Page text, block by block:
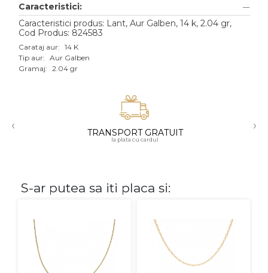
Aur alb
Aur roz
Aur mixt
18K
Cu pietre
Diamante
Caracteristici:
Caracteristici produs: Lant, Aur Galben, 14 k, 2.04 gr,
Cod Produs: 824583
Carataj aur: 14 K
Tip aur: Aur Galben
Gramaj: 2.04 gr
‹ TRANSPORT GRATUIT
la plata cu cardul
›
S-ar putea sa iti placa si: